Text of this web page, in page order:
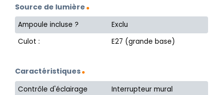
Source de lumière
Ampoule incluse ?
Exclu
Culot :
E27 (grande base)
Caractéristiques
Contrôle d'éclairage
Interrupteur mural